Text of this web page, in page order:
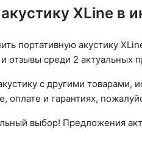
XLine в
портативную акустику
отзывы среди 2 актуальных
с другими
и гарантиях,
выбор! Предложения